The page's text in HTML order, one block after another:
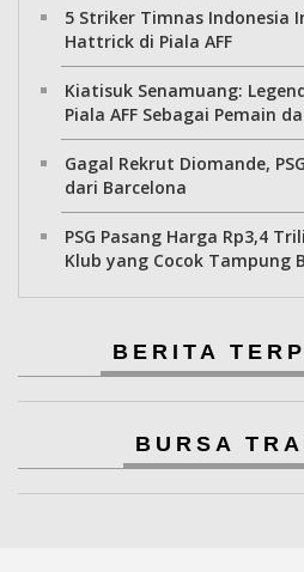
5 Striker Timnas Indonesia
Hattrick di Piala AFF
Kiatisuk Senamuang:
Piala AFF Sebagai Pemain
Gagal Rekrut Diomande,
dari Barcelona
PSG Pasang Harga Rp3,4
Klub yang Cocok Tampung
BERITA
BURSA